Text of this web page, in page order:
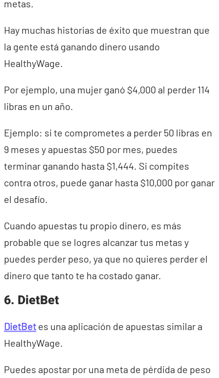
metas.
Hay muchas historias de éxito que muestran que
la gente está ganando dinero usando
HealthyWage.
Por ejemplo, una mujer ganó $4,000 al perder 114
libras en un año.
Ejemplo: si te comprometes a perder 50 libras en
9 meses y apuestas $50 por mes, puedes
terminar ganando hasta $1,444. Si compites
contra otros, puede ganar hasta $10,000 por ganar
el desafío.
Cuando apuestas tu propio dinero, es más
probable que se logres alcanzar tus metas y
puedes perder peso, ya que no quieres perder el
dinero que tanto te ha costado ganar.
6. DietBet
DietBet es una aplicación de apuestas similar a
HealthyWage.
Puedes apostar por una meta de pérdida de peso